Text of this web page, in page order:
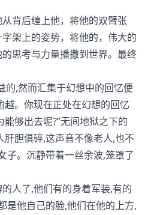
背后缠上他，将他的双臂张
架上的姿势，将他的，伟大的
思考与力量播撒到世界。最终
的,然而汇集于幻想中的回忆便
越。你现在正处在幻想的回忆
够出去呢?”无间地狱之下的
肝胆俱碎,这声音不像老人,也不
子。沉静带着一丝余波,笼罩了
人了,他们有的身着军装,有的
是他自己的脸,他们在他的上方,